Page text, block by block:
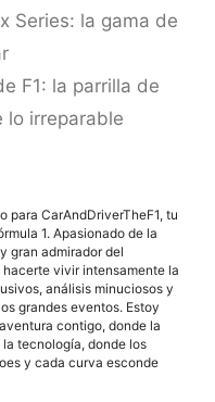
Series: la gama de
F1: la parrilla de
lo irreparable
para CarAndDriverTheF1, tu
1. Apasionado de la
gran admirador del
vivir intensamente la
análisis minuciosos y
grandes eventos. Estoy
contigo, donde la
tecnología, donde los
y cada curva esconde